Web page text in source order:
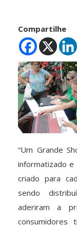
Compartilhe
“Um Grande
informatizado
criado para
sendo
aderiram a
consumidores